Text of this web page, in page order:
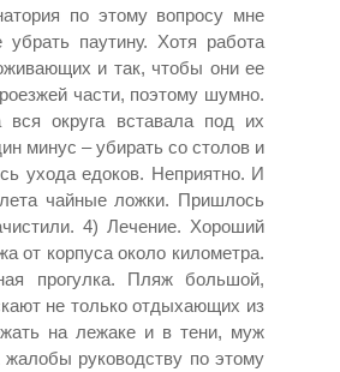
по этому вопросу мне
паутину. Хотя работа
и так, чтобы они ее
части, поэтому шумно.
вся округа вставала под их
минус – убирать со столов и
ухода едоков. Неприятно. И
чайные ложки. Пришлось
4) Лечение. Хороший
от корпуса около километра.
прогулка. Пляж большой,
не только отдыхающих из
на лежаке и в тени, муж
руководству по этому